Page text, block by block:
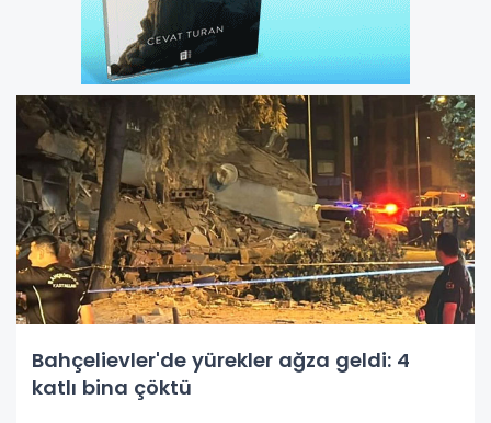
Bahçelievler'de yürekler ağza geldi: 4
katlı bina çöktü